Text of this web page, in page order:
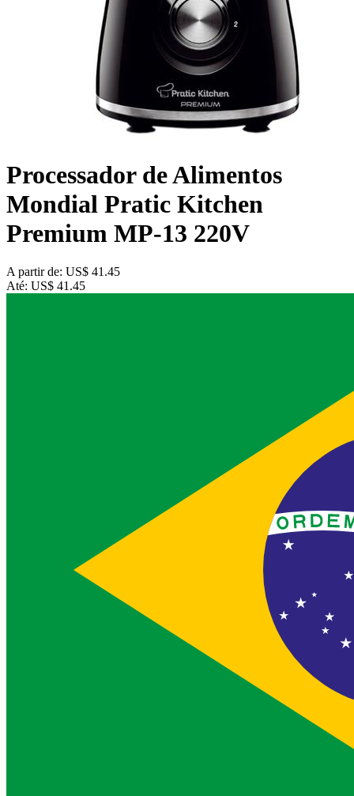
Processador de Alimentos
Mondial Pratic Kitchen
Premium MP-13 220V
A partir de: US$ 41.45
Até: US$ 41.45